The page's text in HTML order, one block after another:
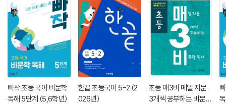
빠작 초등 국어 비문학
독해 5단계 (5,6학년)
한끝 초등국어 5-2 (2
026년)
초등 매3비 매일 지문
3개씩 공부하는 비문학